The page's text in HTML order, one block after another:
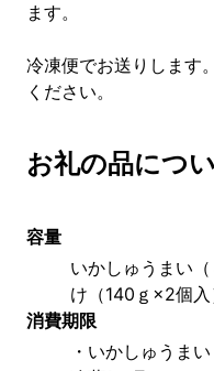
ます。
冷凍便でお送りします
ください。
お礼の品につ
容量
いかしゅうまい
け（140ｇ×2個
消費期限
・いかしゅうま